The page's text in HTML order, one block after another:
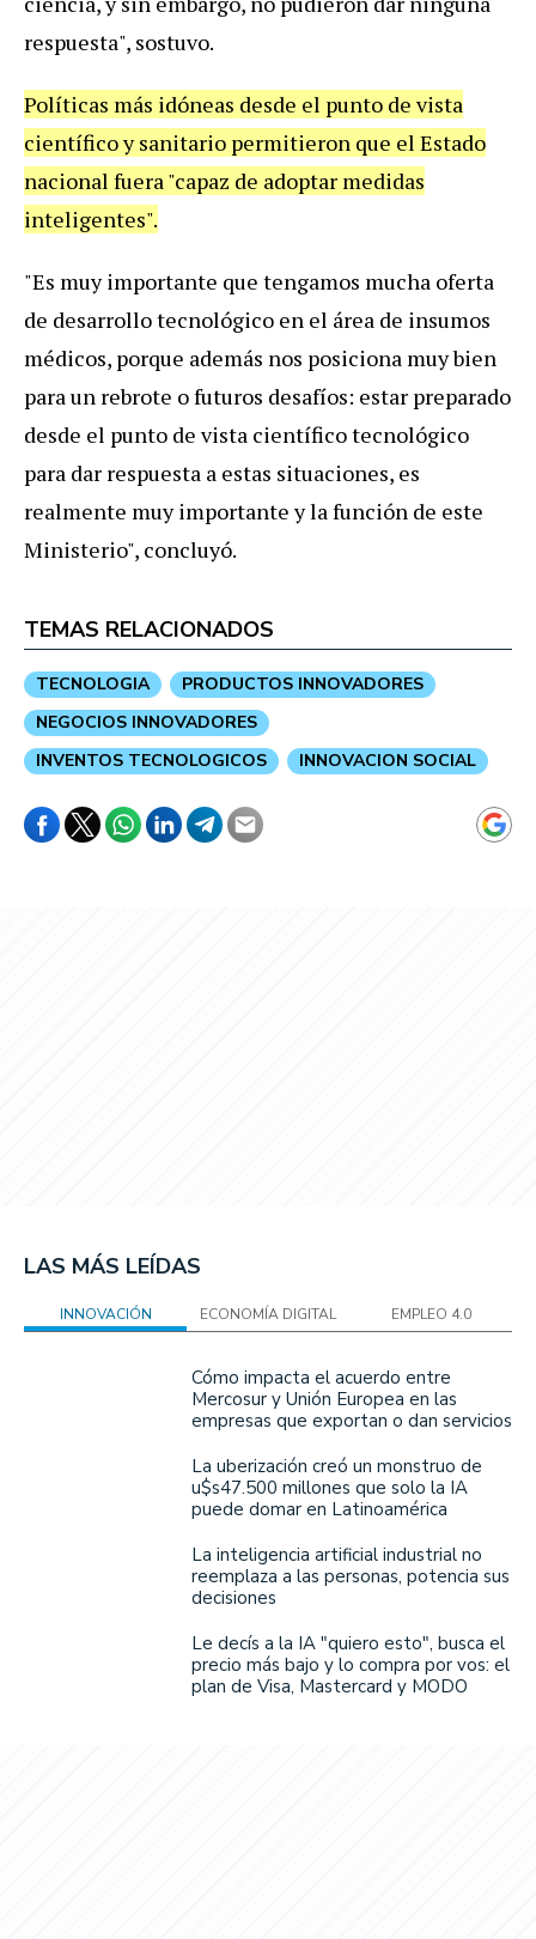
respuesta", sostuvo.
Políticas más idóneas desde el punto de vista
científico y sanitario permitieron que el Estado
nacional fuera "capaz de adoptar medidas
inteligentes".
"Es muy importante que tengamos mucha oferta
de desarrollo tecnológico en el área de insumos
médicos, porque además nos posiciona muy bien
para un rebrote o futuros desafíos: estar preparado
desde el punto de vista científico tecnológico
para dar respuesta a estas situaciones, es
realmente muy importante y la función de este
Ministerio", concluyó.
TEMAS RELACIONADOS
TECNOLOGIA
PRODUCTOS INNOVADORES
NEGOCIOS INNOVADORES
INVENTOS TECNOLOGICOS
INNOVACION SOCIAL
LAS MÁS LEÍDAS
INNOVACIÓN ECONOMÍA DIGITAL EMPLEO 4.0
Cómo impacta el acuerdo entre
Mercosur y Unión Europea en las
empresas que exportan o dan servicios
La uberización creó un monstruo de
u$s47.500 millones que solo la IA
puede domar en Latinoamérica
La inteligencia artificial industrial no
reemplaza a las personas, potencia sus
decisiones
Le decís a la IA "quiero esto", busca el
precio más bajo y lo compra por vos: el
plan de Visa, Mastercard y MODO